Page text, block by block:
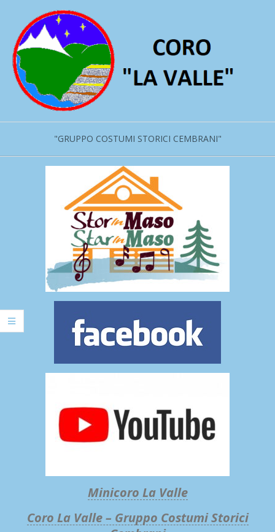
contenuto
"GRUPPO COSTUMI STORICI CEMBRANI"
Minicoro La Valle
Coro La Valle – Gruppo Costumi Storici